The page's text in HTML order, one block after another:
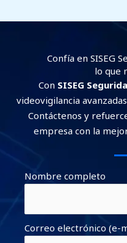
Confía en SISEG
lo que
Con SISEG
videovigilancia
Contáctenos y
empresa con la
Nombre completo
Correo electrónico (e-